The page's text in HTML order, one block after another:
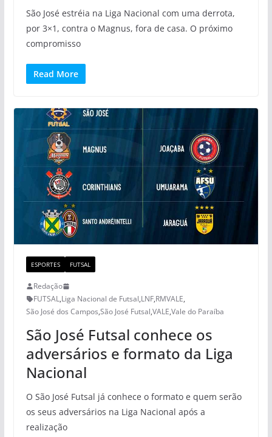
São José estréia na Liga Nacional com uma derrota,
por 3×1, contra o Magnus, fora de casa. O próximo
compromisso
Read More
ESPORTES FUTSAL
Redação
FUTSAL,Liga Nacional de Futsal,LNF,RMVALE,
São José dos Campos,São José Futsal,VALE,Vale do Paraíba
São José Futsal conhece os
adversários e formato da Liga
Nacional
O São José Futsal já conhece o formato e quem serão
os seus adversários na Liga Nacional após a
realização